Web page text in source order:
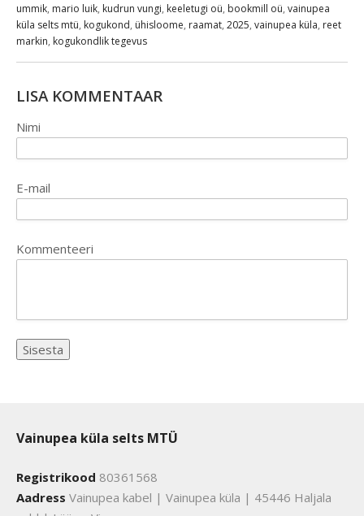
ummik, mario luik, kudrun vungi, keeletugi oü, bookmill oü, vainupea
küla selts mtü, kogukond, ühisloome, raamat, 2025, vainupea küla, reet
markin, kogukondlik tegevus
LISA KOMMENTAAR
Nimi
E-mail
Kommenteeri
Vainupea küla selts MTÜ
Registrikood 80361568
Aadress Vainupea kabel | Vainupea küla | 45446 Haljala